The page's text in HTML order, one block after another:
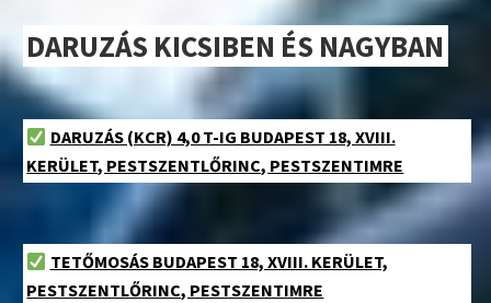
DARUZÁS KICSIBEN ÉS NAGYBAN
DARUZÁS (KCR) 4,0 T-IG BUDAPEST 18, XVIII.
KERÜLET, PESTSZENTLŐRINC, PESTSZENTIMRE
TETŐMOSÁS BUDAPEST 18, XVIII. KERÜLET,
PESTSZENTLŐRINC, PESTSZENTIMRE